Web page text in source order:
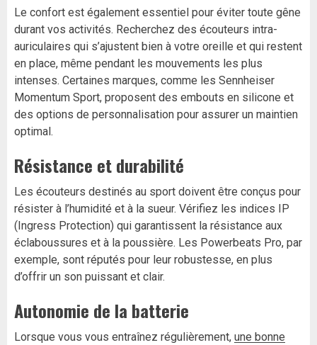
Le confort est également essentiel pour éviter toute gêne
durant vos activités. Recherchez des écouteurs intra-
auriculaires qui s’ajustent bien à votre oreille et qui restent
en place, même pendant les mouvements les plus
intenses. Certaines marques, comme les Sennheiser
Momentum Sport, proposent des embouts en silicone et
des options de personnalisation pour assurer un maintien
optimal.
Résistance et durabilité
Les écouteurs destinés au sport doivent être conçus pour
résister à l’humidité et à la sueur. Vérifiez les indices IP
(Ingress Protection) qui garantissent la résistance aux
éclaboussures et à la poussière. Les Powerbeats Pro, par
exemple, sont réputés pour leur robustesse, en plus
d’offrir un son puissant et clair.
Autonomie de la batterie
Lorsque vous vous entraînez régulièrement, une bonne